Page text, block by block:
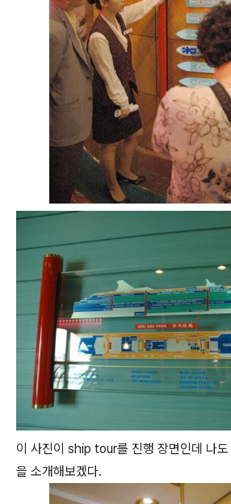
이 사진이 ship tour를 진행 장면인데 나도
을 소개해보겠다.